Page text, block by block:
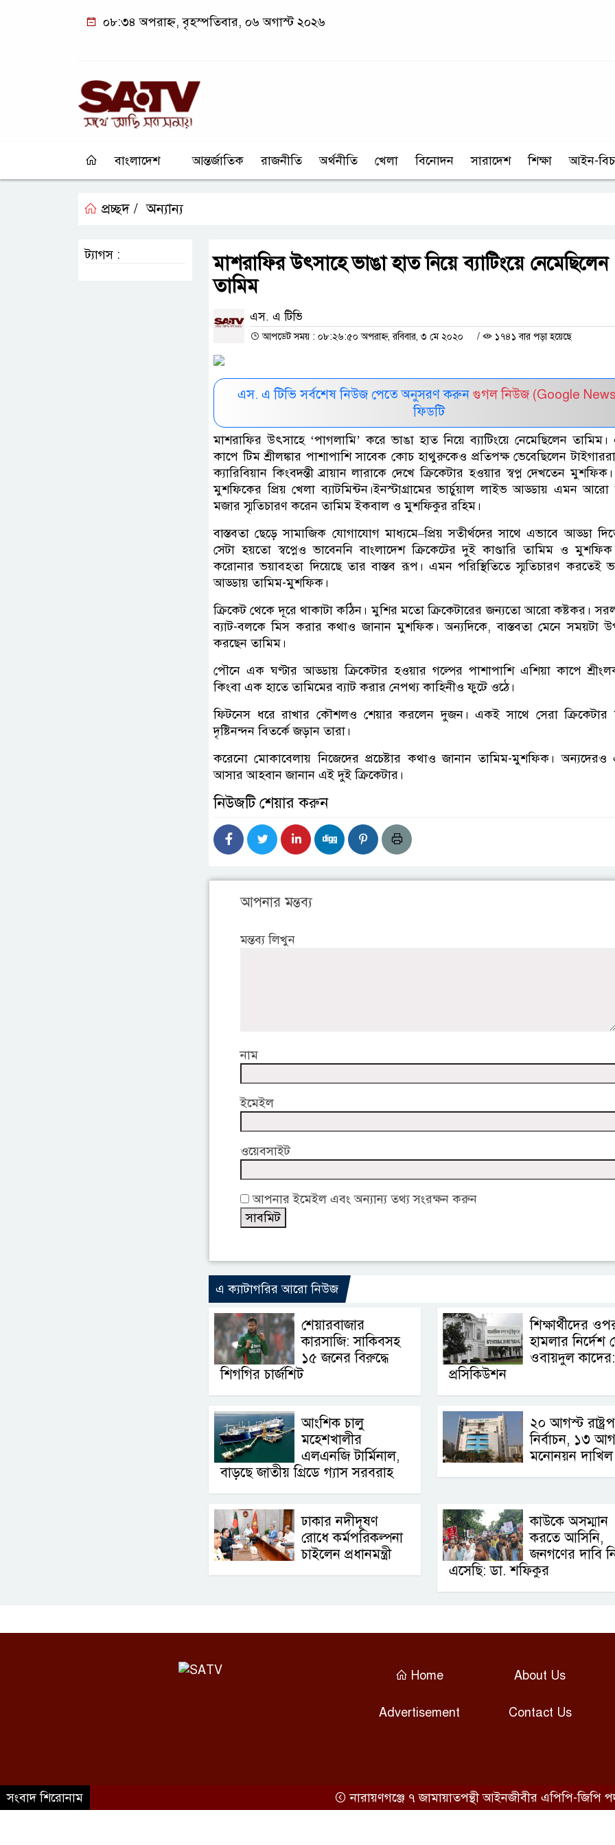
০৮:৩৪ অপরাহ্ন, বৃহস্পতিবার, ০৬ অগাস্ট ২০২৬
বাংলাদেশ আন্তর্জাতিক রাজনীতি অর্থনীতি খেলা বিনোদন সারাদেশ শিক্ষা আইন-
প্রচ্ছদ / অন্যান্য
মাশরাফির উৎসাহে ভাঙা হাত নিয়ে ব্যাটিংয়ে নেমেছিলেন
তামিম
এস. এ টিভি
আপডেট সময় : ০৮:২৬:৫০ অপরাহ্ন, রবিবার, ৩ মে ২০২০ / ১৭৪১ বার পড়া হয়েছে
এস. এ টিভি সর্বশেষ নিউজ পেতে অনুসরণ করুন গুগল নিউজ (Google
ফিডটি
মাশরাফির উৎসাহে ‘পাগলামি’ করে ভাঙা হাত নিয়ে ব্যাটিংয়ে নেমেছিলেন তামিম।
কাপে টিম শ্রীলঙ্কার পাশাপাশি সাবেক কোচ হাথুরুকেও প্রতিপক্ষ ভেবেছিলেন
ক্যারিবিয়ান কিংবদন্তী ব্রায়ান লারাকে দেখে ক্রিকেটার হওয়ার স্বপ্ন দেখতেন
মুশফিকের প্রিয় খেলা ব্যাটমিন্টন।ইনস্টাগ্রামের ভার্চুয়াল লাইভ আড্ডায় এমন
মজার স্মৃতিচারণ করেন তামিম ইকবাল ও মুশফিকুর রহিম।
বাস্তবতা ছেড়ে সামাজিক যোগাযোগ মাধ্যমে–প্রিয় সতীর্থদের সাথে এভাবে আড্ডা
সেটা হয়তো স্বপ্নেও ভাবেননি বাংলাদেশ ক্রিকেটের দুই কাণ্ডারি তামিম ও
করোনার ভয়াবহতা দিয়েছে তার বাস্তব রূপ। এমন পরিস্থিতিতে স্মৃতিচারণ করতেই
আড্ডায় তামিম-মুশফিক।
ক্রিকেট থেকে দূরে থাকাটা কঠিন। মুশির মতো ক্রিকেটারের জন্যতো আরো কষ্টকর।
ব্যাট-বলকে মিস করার কথাও জানান মুশফিক। অন্যদিকে, বাস্তবতা মেনে সময়টা
করছেন তামিম।
পৌনে এক ঘণ্টার আড্ডায় ক্রিকেটার হওয়ার গল্পের পাশাপাশি এশিয়া কাপে
কিংবা এক হাতে তামিমের ব্যাট করার নেপথ্য কাহিনীও ফুটে ওঠে।
ফিটনেস ধরে রাখার কৌশলও শেয়ার করলেন দুজন। একই সাথে সেরা ক্রিকেটার
দৃষ্টিনন্দন বিতর্কে জড়ান তারা।
করেনো মোকাবেলায় নিজেদের প্রচেষ্টার কথাও জানান তামিম-মুশফিক। অন্যদেরও
আসার আহবান জানান এই দুই ক্রিকেটার।
নিউজটি শেয়ার করুন
আপনার মন্তব্য
মন্তব্য লিখুন
নাম
ইমেইল
ওয়েবসাইট
আপনার ইমেইল এবং অন্যান্য তথ্য সংরক্ষন করুন
এ ক্যাটাগরির আরো নিউজ
শেয়ারবাজার
কারসাজি: সাকিবসহ
১৫ জনের বিরুদ্ধে
শিগগির চার্জশিট
শিক্ষার্থীদের
হামলার নির্দেশ
ওবায়দুল কাদের:
প্রসিকিউশন
আংশিক চালু
মহেশখালীর
এলএনজি টার্মিনাল,
বাড়ছে জাতীয় গ্রিডে গ্যাস সরবরাহ
২০ আগস্ট
নির্বাচন, ১৩
মনোনয়ন দাখিল
ঢাকার নদীদূষণ
রোধে কর্মপরিকল্পনা
চাইলেন প্রধানমন্ত্রী
কাউকে অসম্মান
করতে আসিনি,
জনগণের দাবি
এসেছি: ডা. শফিকুর
ট্যাগস :
Home About Us
Advertisement Contact Us
©SATV 2026 All rights reserved
সংবাদ শিরোনাম নারায়ণগঞ্জে ৭ জামায়াতপন্থী আইনজীবীর এপিপি-জিপি পদ